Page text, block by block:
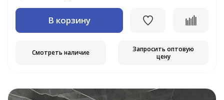
В корзину
Смотреть наличие
Запросить оптовую
цену